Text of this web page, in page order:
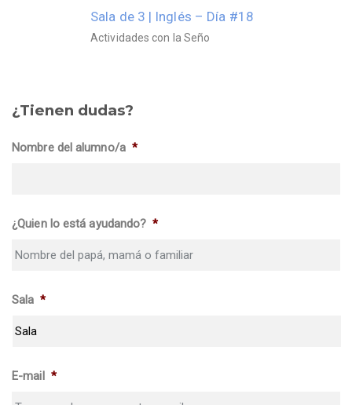
Sala de 3 | Inglés – Día #18
Actividades con la Seño
¿Tienen dudas?
Nombre del alumno/a *
¿Quien lo está ayudando? *
Sala *
E-mail *